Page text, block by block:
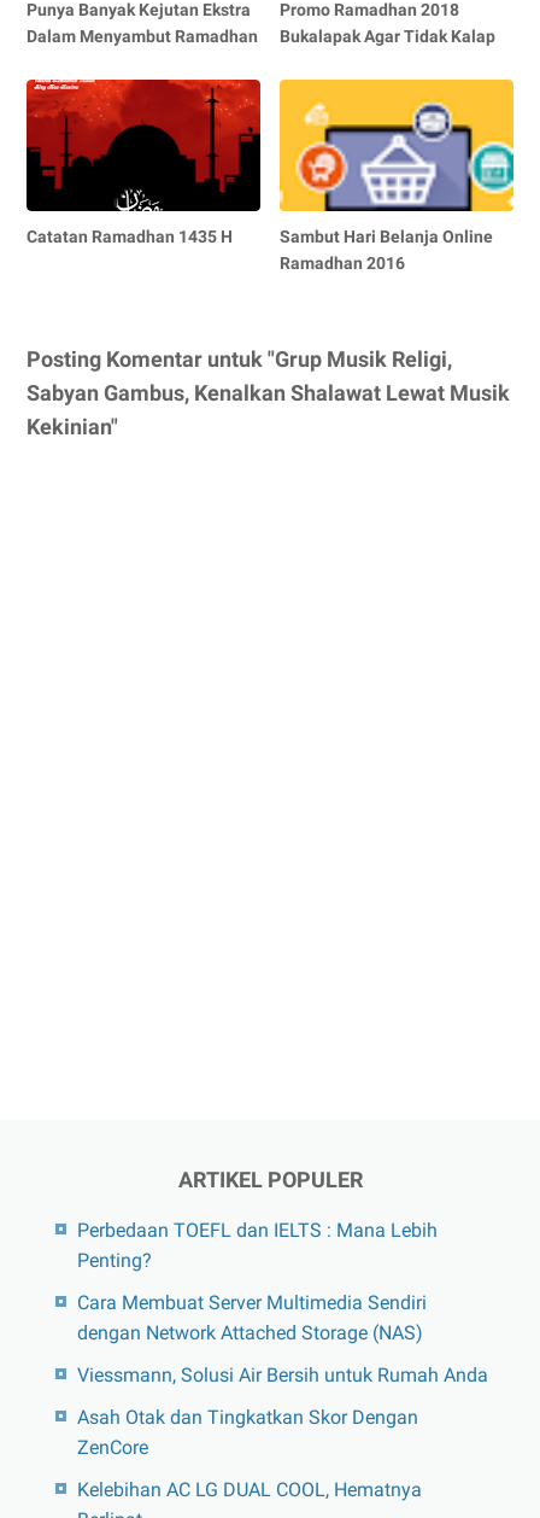
Punya Banyak Kejutan Ekstra
Dalam Menyambut Ramadhan
Promo Ramadhan 2018
Bukalapak Agar Tidak Kalap
Catatan Ramadhan 1435 H
Sambut Hari Belanja Online
Ramadhan 2016
Posting Komentar untuk "Grup Musik Religi,
Sabyan Gambus, Kenalkan Shalawat Lewat Musik
Kekinian"
ARTIKEL POPULER
Perbedaan TOEFL dan IELTS : Mana Lebih
Penting?
Cara Membuat Server Multimedia Sendiri
dengan Network Attached Storage (NAS)
Viessmann, Solusi Air Bersih untuk Rumah Anda
Asah Otak dan Tingkatkan Skor Dengan
ZenCore
Kelebihan AC LG DUAL COOL, Hematnya